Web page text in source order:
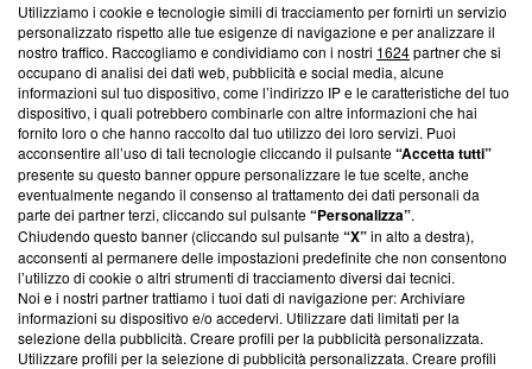
Questa sezione offre informazioni trasparenti su Blasting
News, sui nostri processi editoriali e su come ci impegniamo a
creare news di qualità. Inoltre, afferma la nostra aderenza a
‘Trust Project - News with Integrity’Blasting News non è
ancora membro del programma, ma ha richiesto di farne
parte; Trust Project non ha ancora effettuato una verifica di
conformità agli standard.
Su di noi
Team editoriale
Corporate
Redazione
Utilizziamo i cookie e tecnologie simili di tracciamento per fornirti un servizio
personalizzato rispetto alle tue esigenze di navigazione e per analizzare il
nostro traffico. Raccogliamo e condividiamo con i nostri 1624partner che si
occupano di analisi dei dati web, pubblicità e social media, alcune
informazioni sul tuo dispositivo, come l’indirizzo IP e le caratteristiche del tuo
dispositivo, i quali potrebbero combinarle con altre informazioni che hai
fornito loro o che hanno raccolto dal tuo utilizzo dei loro servizi. Puoi
acconsentire all’uso di tali tecnologie cliccando il pulsante“Accetta tutti”
presente su questo banner oppure personalizzare le tue scelte, anche
eventualmente negando il consenso al trattamento dei dati personali da
parte dei partner terzi, cliccando sul pulsante“Personalizza”.
Chiudendo questo banner (cliccando sul pulsante“X”in alto a destra),
acconsenti al permanere delle impostazioni predefinite che non consentono
l’utilizzo di cookie o altri strumenti di tracciamento diversi dai tecnici.
Noi e i nostri partner trattiamo i tuoi dati di navigazione per: Archiviare
informazioni su dispositivo e/o accedervi. Utilizzare dati limitati per la
selezione della pubblicità. Creare profili per la pubblicità personalizzata.
Utilizzare profili per la selezione di pubblicità personalizzata. Creare profili